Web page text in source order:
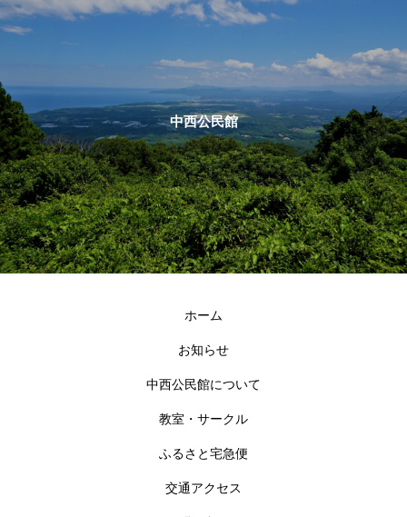
中西公民館
ホーム
お知らせ
中西公民館について
教室・サークル
ふるさと宅急便
交通アクセス